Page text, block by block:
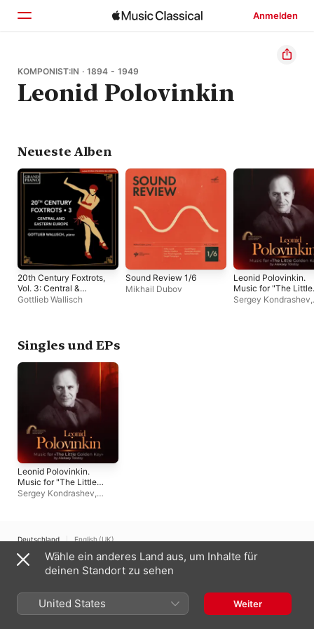
Anmelden
Startseite
Entdecken
KOMPONIST:IN · 1894 - 1949
Leonid Polovinkin
Neueste Alben
20th Century Foxtrots,
Vol. 3: Central &
Eastern Europe
Gottlieb Wallisch
Sound Review 1/6
Mikhail Dubov
Leonid Polovinkin.
Music for "The Little
Golden Key" by
Sergey Kondrashev,
Singles und EPs
Leonid Polovinkin.
Music for "The Little
Golden Key" by
EP
Sergey Kondrashev,
Deutschland English (UK)
Copyright © 2026
Alle Rechte vorbehalten.
Cookie-Warnung
Support Feedback
Wähle ein anderes Land aus, um Inhalte für
deinen Standort zu sehen
United States Weiter